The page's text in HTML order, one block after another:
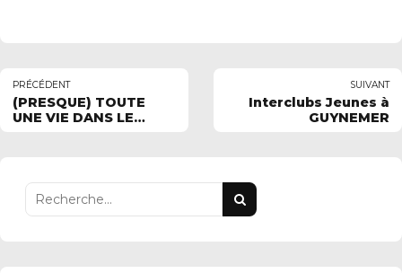
PRÉCÉDENT
(PRESQUE) TOUTE
UNE VIE DANS LE
SUIVANT
Interclubs Jeunes à
GUYNEMER